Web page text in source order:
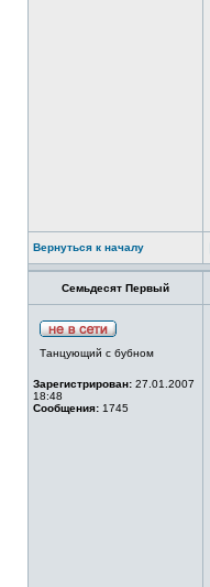
Вернуться к началу
Семьдесят Первый
Танцующий с бубном
Зарегистрирован: 27.01.2007
18:48
Сообщения: 1745